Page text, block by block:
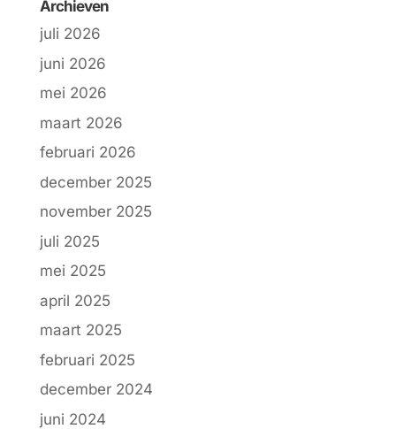
Archieven
juli 2026
juni 2026
mei 2026
maart 2026
februari 2026
december 2025
november 2025
juli 2025
mei 2025
april 2025
maart 2025
februari 2025
december 2024
juni 2024